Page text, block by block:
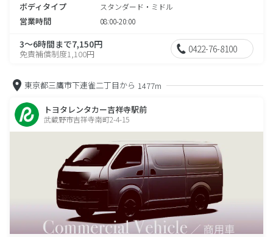
ボディタイプ スタンダード・ミドル
営業時間 08:00-20:00
3～6時間まで7,150円
免責補償制度1,100円 0422-76-8100
東京都三鷹市下連雀二丁目から 1477m
トヨタレンタカー吉祥寺駅前
武蔵野市吉祥寺南町2-4-15